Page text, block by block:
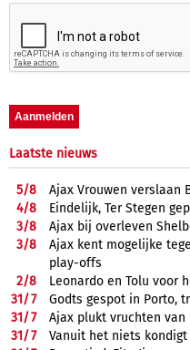
Laatste nieuws
5/8
Ajax Vrouwen verslaan
4/8
Eindelijk, Ter Stegen
3/8
Ajax bij overleven
3/8
Ajax kent mogelijke
play-offs
2/8
Leonardo en Tolu voor
31/7
Godts gespot in Porto,
31/7
Ajax plukt vruchten van
31/7
Vanuit het niets